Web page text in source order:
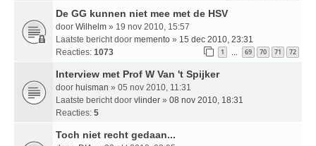
De GG kunnen niet mee met de HSV
door Wilhelm » 19 nov 2010, 15:57
Laatste bericht door memento » 15 dec 2010, 23:31
Reacties: 1073 1 … 69 70 71 72
Interview met Prof W Van 't Spijker
door huisman » 05 nov 2010, 11:31
Laatste bericht door vlinder » 08 nov 2010, 18:31
Reacties: 5
Toch niet recht gedaan...